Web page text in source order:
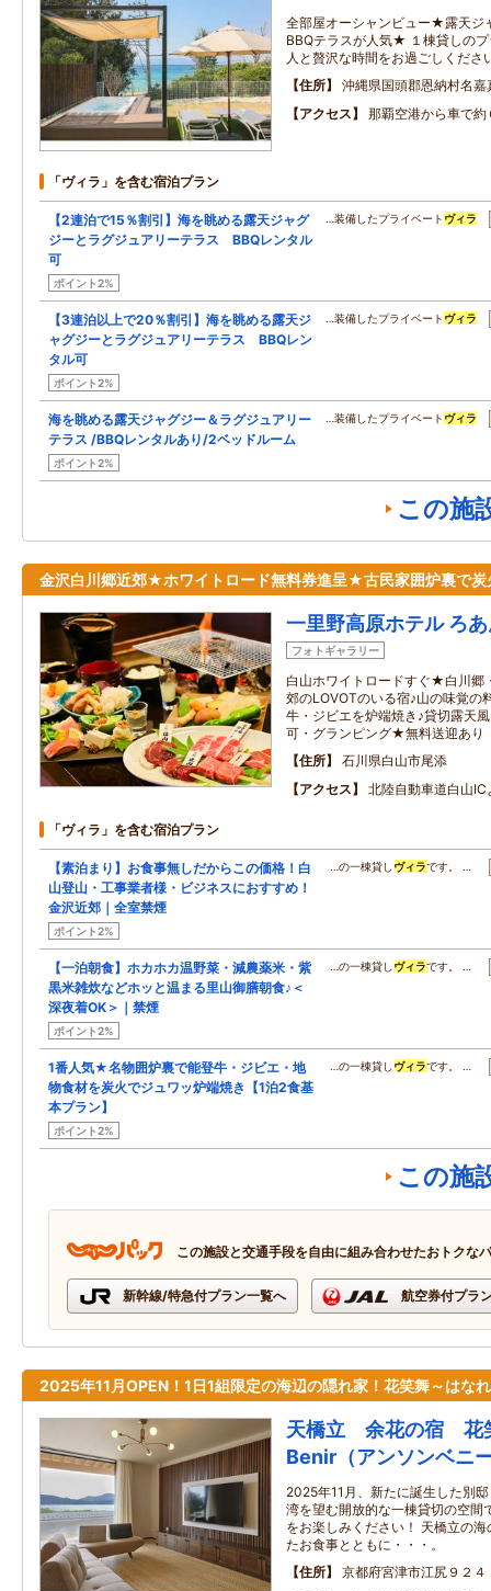
全部屋オーシャンビュー★露天ジ
BBQテラスが人気★ １棟貸しの
人と贅沢な時間をお過ごしくださ
住所
沖縄県国頭郡恩納村名嘉
アクセス
那覇空港から車で約
「ヴィラ」を含む宿泊プラン
【2連泊で15％割引】海を眺める露天ジャグ
ジーとラグジュアリーテラス BBQレンタル
可
ポイント2%
…装備したプライベート ヴィラ
【3連泊以上で20％割引】海を眺める露天ジ
ャグジーとラグジュアリーテラス BBQレン
タル可
ポイント2%
…装備したプライベート ヴィラ
海を眺める露天ジャグジー＆ラグジュアリー
テラス /BBQレンタルあり/2ベッドルーム
ポイント2%
…装備したプライベート ヴィラ
この施
金沢白川郷近郊★ホワイトロード無料券進呈★古民家囲炉裏で炭
一里野高原ホテル ろ
フォトギャラリー
白山ホワイトロードすぐ★白川郷
郊のLOVOTのいる宿♪山の味覚の
牛・ジビエを炉端焼き♪貸切露天
可・グランピング★無料送迎あり
住所
石川県白山市尾添
アクセス
北陸自動車道白山
「ヴィラ」を含む宿泊プラン
【素泊まり】お食事無しだからこの価格！白
山登山・工事業者様・ビジネスにおすすめ！
金沢近郊｜全室禁煙
ポイント2%
…の一棟貸し ヴィラです。 …
【一泊朝食】ホカホカ温野菜・減農薬米・紫
黒米雑炊などホッと温まる里山御膳朝食♪＜
深夜着OK＞｜禁煙
ポイント2%
…の一棟貸し ヴィラです。 …
1番人気★名物囲炉裏で能登牛・ジビエ・地
物食材を炭火でジュワッ炉端焼き【1泊2食基
本プラン】
ポイント2%
…の一棟貸し ヴィラです。 …
この施
この施設と交通手段を自由に組み合わせたおトクな
新幹線/特急付プラン一覧へ 航空券付プラ
2025年11月OPEN！1日1組限定の海辺の隠れ家！花笑舞～はな
天橋立 余花の宿 花
Benir（アンソンベニ
2025年11月、新たに誕生した別
湾を望む開放的な一棟貸切の空間
をお楽しみください！ 天橋立の
たお食事とともに・・・。
住所
京都府宮津市江尻９２４